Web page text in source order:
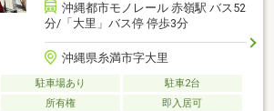
沖縄都市モノレール 赤嶺駅 バス52
分/「大里」バス停 停歩3分
沖縄県糸満市字大里
駐車場あり
駐車2台
所有権 即入居可